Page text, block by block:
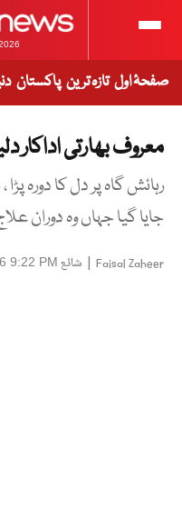
صفحۂ اول تازہ ترین پاکستان
معروف بھارتی اداکار
رہائش گاہ پر دل کا دورہ
جایا گیا جہاں وہ دوران
Faisal Zaheer
| شائع 9:22 PM